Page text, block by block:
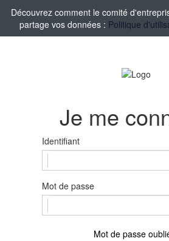
Découvrez comment le comité
partage vos données : Politique
Je me
Identifiant
Mot de passe
Mot de passe